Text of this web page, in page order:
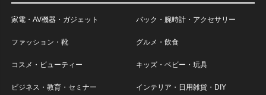
家電・AV機器・ガジェット バック・腕時計・アクセサリー
ファッション・靴 グルメ・飲食
コスメ・ビューティー キッズ・ベビー・玩具
ビジネス・教育・セミナー インテリア・日用雑貨・DIY